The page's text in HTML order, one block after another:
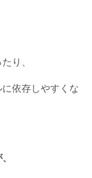
り、
依存しやすくな